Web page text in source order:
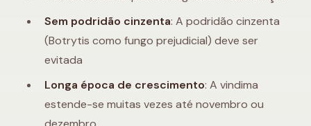
Sem podridão cinzenta: A podridão cinzenta
(Botrytis como fungo prejudicial) deve ser
evitada
Longa época de crescimento: A vindima
estende-se muitas vezes até novembro ou